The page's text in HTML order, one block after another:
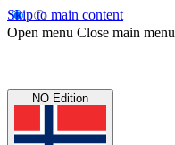
Skip to main content
Open menu Close main menu
NO Edition